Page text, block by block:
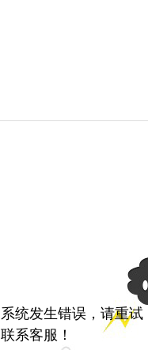
系统发生错误，请重
联系客服！